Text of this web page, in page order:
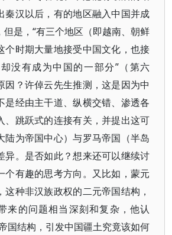
秦汉以后，有的地区融入中国并成
但是，“有三个地区（即越南、朝鲜
个时期大量地接受中国文化，也接
没有成为中国的一部分”（第六
因？许倬云先生推测，这是因为中
是经由主干道、纵横交错、渗透各
、跳跃式的连接有关，并提出这可
陆为帝国中心）与罗马帝国（半岛
异。是否如此？想来还可以继续讨
个有趣的思考方向。又比如，蒙元
这种非汉族政权的二元帝国结构，
来的问题相当深刻和复杂，他认
国结构，引发中国疆土究竟该如何